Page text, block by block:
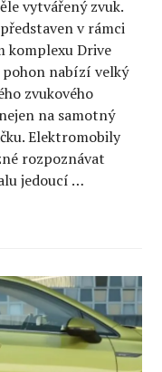
vytvářený zvuk.
v rámci
komplexu Drive
pohon nabízí velký
zvukového
na samotný
Elektromobily
rozpoznávat
jedoucí …